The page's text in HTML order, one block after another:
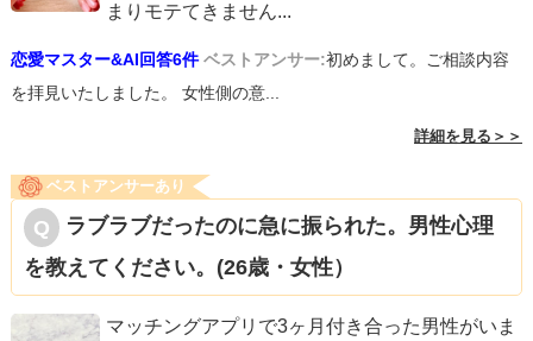
まりモテてきません...
恋愛マスター&AI回答6件 ベストアンサー:初めまして。ご相談内容
を拝見いたしました。 女性側の意...
詳細を見る＞＞
ベストアンサーあり
ラブラブだったのに急に振られた。男性心理
を教えてください。(26歳・女性）
マッチングアプリで3ヶ月付き合った男性がいま